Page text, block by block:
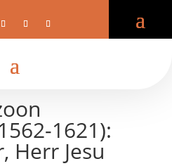
1621):
Herr Jesu